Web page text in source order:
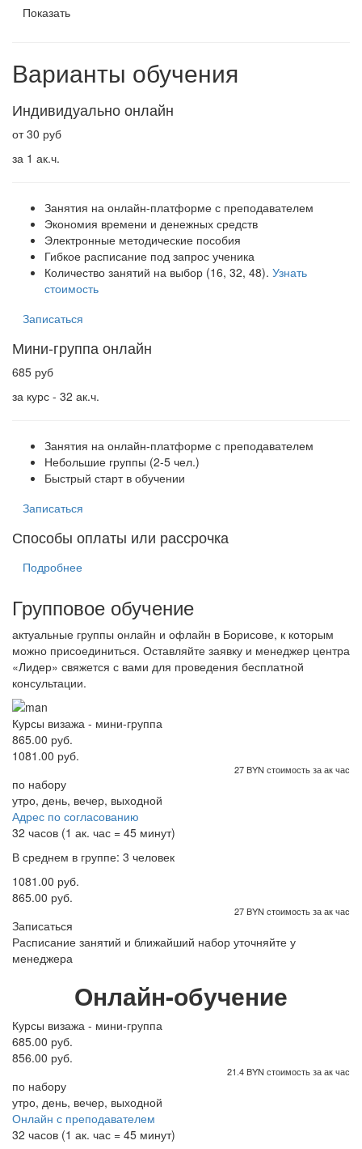
Показать
Варианты обучения
Индивидуально онлайн
от 30 руб
за 1 ак.ч.
Занятия на онлайн-платформе с преподавателем
Экономия времени и денежных средств
Электронные методические пособия
Гибкое расписание под запрос ученика
Количество занятий на выбор (16, 32, 48). Узнать
стоимость
Записаться
Мини-группа онлайн
685 руб
за курс - 32 ак.ч.
Занятия на онлайн-платформе с преподавателем
Небольшие группы (2-5 чел.)
Быстрый старт в обучении
Записаться
Способы оплаты или рассрочка
Подробнее
Групповое обучение
актуальные группы онлайн и офлайн в Борисове, к которым
можно присоединиться. Оставляйте заявку и менеджер центра
«Лидер» свяжется с вами для проведения бесплатной
консультации.
Курсы визажа - мини-группа
865.00 руб.
1081.00 руб.
27 BYN стоимость за ак час
по набору
утро, день, вечер, выходной
Адрес по согласованию
32 часов (1 ак. час = 45 минут)
В среднем в группе: 3 человек
1081.00 руб.
865.00 руб.
27 BYN стоимость за ак час
Записаться
Расписание занятий и ближайший набор уточняйте у
менеджера
Онлайн-обучение
Курсы визажа - мини-группа
685.00 руб.
856.00 руб.
21.4 BYN стоимость за ак час
по набору
утро, день, вечер, выходной
Онлайн с преподавателем
32 часов (1 ак. час = 45 минут)